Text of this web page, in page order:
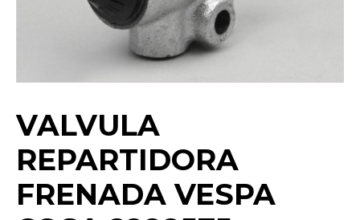
VALVULA
REPARTIDORA
FRENADA VESPA